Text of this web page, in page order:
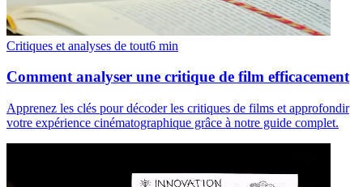
Critiques et analyses de tout6 min
Comment analyser une critique de film efficacement
Apprenez les clés pour décoder les critiques de films et approfondir
votre expérience cinématographique grâce à notre guide complet.